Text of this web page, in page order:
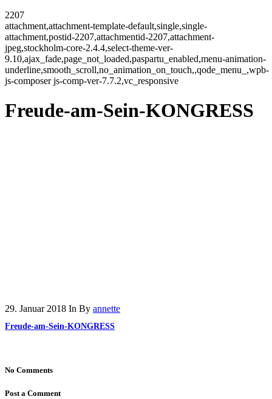
2207
attachment,attachment-template-default,single,single-
attachment,postid-2207,attachmentid-2207,attachment-
jpeg,stockholm-core-2.4.4,select-theme-ver-
9.10,ajax_fade,page_not_loaded,paspartu_enabled,menu-animation-
underline,smooth_scroll,no_animation_on_touch,,qode_menu_,wpb-
js-composer js-comp-ver-7.7.2,vc_responsive
Freude-am-Sein-KONGRESS
29. Januar 2018 In By annette
Freude-am-Sein-KONGRESS
No Comments
Post a Comment